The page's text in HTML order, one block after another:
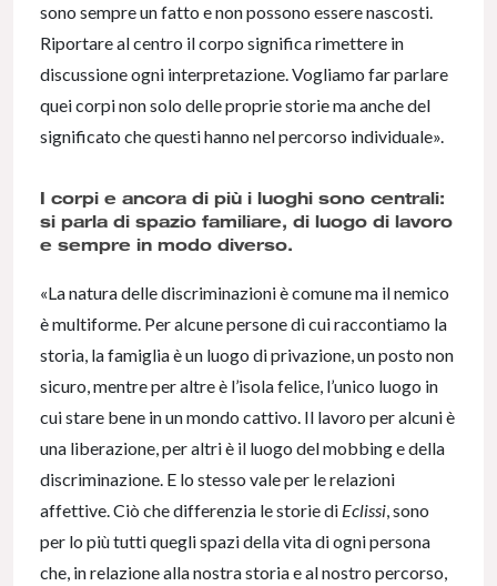
sono sempre un fatto e non possono essere nascosti.
Riportare al centro il corpo significa rimettere in
discussione ogni interpretazione. Vogliamo far parlare
quei corpi non solo delle proprie storie ma anche del
significato che questi hanno nel percorso individuale».
I corpi e ancora di più i luoghi sono centrali:
si parla di spazio familiare, di luogo di lavoro
e sempre in modo diverso.
«La natura delle discriminazioni è comune ma il nemico
è multiforme. Per alcune persone di cui raccontiamo la
storia, la famiglia è un luogo di privazione, un posto non
sicuro, mentre per altre è l’isola felice, l’unico luogo in
cui stare bene in un mondo cattivo. Il lavoro per alcuni è
una liberazione, per altri è il luogo del mobbing e della
discriminazione. E lo stesso vale per le relazioni
affettive. Ciò che differenzia le storie di Eclissi, sono
per lo più tutti quegli spazi della vita di ogni persona
che, in relazione alla nostra storia e al nostro percorso,